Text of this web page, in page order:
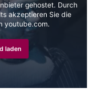
gehostet. Durch
akzeptieren Sie die
youtube.com.
laden